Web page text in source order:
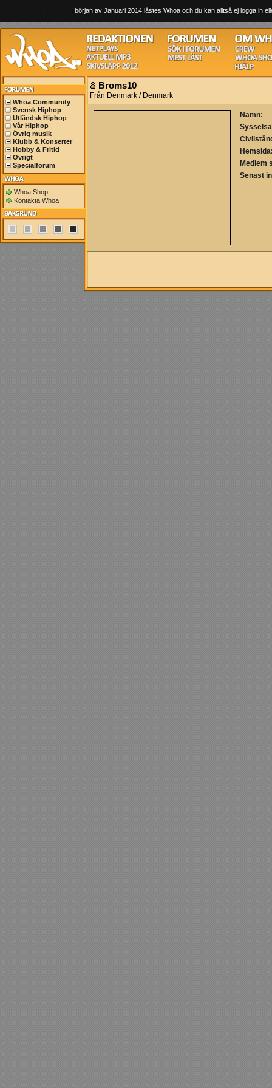
I början av Januari 2014 låstes Whoa och du kan alltså ej logga in
Whoa Community
Svensk Hiphop
Utländsk Hiphop
Vår Hiphop
Övrig musik
Klubb & Konserter
Hobby & Fritid
Övrigt
Specialforum
Whoa Shop
Kontakta Whoa
Broms10
Från Denmark / Denmark
Namn:
Medlem
Senast